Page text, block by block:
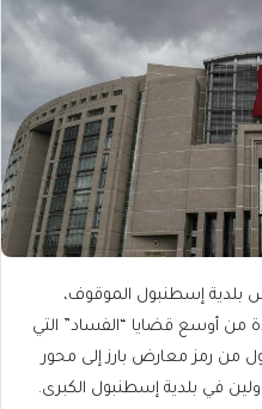
بلدية إسطنبول الموقوف،
من أوسع قضايا “الفساد” التي
من رمز معارض بارز إلى محور
في بلدية إسطنبول الكبرى.